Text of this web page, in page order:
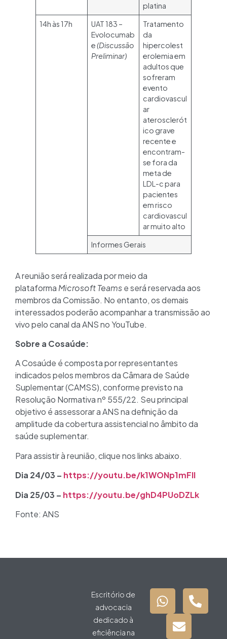
platina
14h às 17h
UAT 183 –
Evolocumab
e(Discussão
Preliminar)
Tratamento
da
hipercolest
erolemia em
adultos que
sofreram
evento
cardiovascul
ar
aterosclerót
ico grave
recente e
encontram-
se fora da
meta de
LDL-c para
pacientes
em risco
cardiovascul
ar muito alto
Informes Gerais
A reunião será realizada por meio da
plataforma Microsoft Teams e será reservada aos
membros da Comissão. No entanto, os demais
interessados poderão acompanhar a transmissão ao
vivo pelo canal da ANS no YouTube.
Sobre a Cosaúde:
A Cosaúde é composta por representantes
indicados pelos membros da Câmara de Saúde
Suplementar (CAMSS), conforme previsto na
Resolução Normativa nº 555/22. Seu principal
objetivo é assessorar a ANS na definição da
amplitude da cobertura assistencial no âmbito da
saúde suplementar.
Para assistir à reunião, clique nos links abaixo.
Dia 24/03 – https://youtu.be/k1WONp1mFlI
Dia 25/03 – https://youtu.be/ghD4PUoDZLk
Fonte: ANS
Escritório de
advocacia
dedicado à
eficiência na